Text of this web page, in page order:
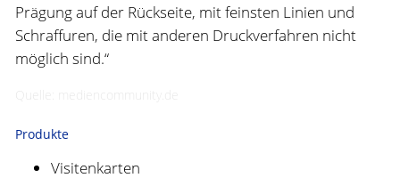
Prägung auf der Rückseite, mit feinsten Linien und
Schraffuren, die mit anderen Druckverfahren nicht
möglich sind.“
Quelle: mediencommunity.de
Produkte
Visitenkarten